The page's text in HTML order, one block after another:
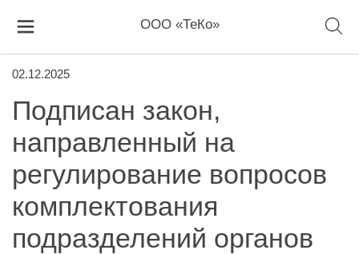
ООО «ТеКо»
02.12.2025
Подписан закон,
направленный на
регулирование вопросов
комплектования
подразделений органов